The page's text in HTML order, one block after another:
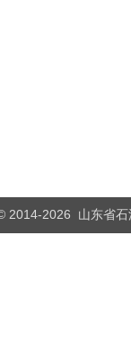
2014-2026 山东省